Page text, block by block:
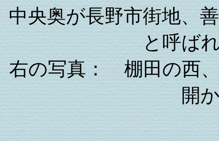
中央奥が長野市街地、
と呼ば
右の写真： 棚田の西
開